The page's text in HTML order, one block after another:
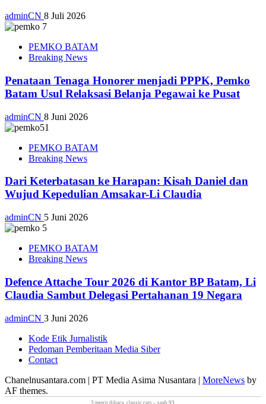
adminCN 8 Juli 2026
PEMKO BATAM
Breaking News
Penataan Tenaga Honorer menjadi PPPK, Pemko
Batam Usul Relaksasi Belanja Pegawai ke Pusat
adminCN 8 Juni 2026
PEMKO BATAM
Breaking News
Dari Keterbatasan ke Harapan: Kisah Daniel dan
Wujud Kepedulian Amsakar-Li Claudia
adminCN 5 Juni 2026
PEMKO BATAM
Breaking News
Defence Attache Tour 2026 di Kantor BP Batam, Li
Claudia Sambut Delegasi Pertahanan 19 Negara
adminCN 3 Juni 2026
Kode Etik Jurnalistik
Pedoman Pemberitaan Media Siber
Contact
Chanelnusantara.com | PT Media Asima Nusantara | MoreNews by
AF themes.
3 menit dibaca. classic cars – saab 93.